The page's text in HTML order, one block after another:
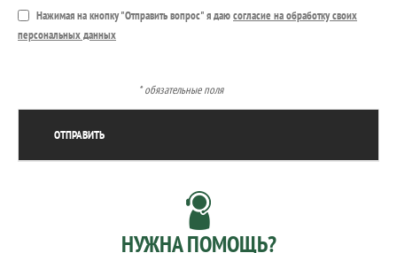
Нажимая на кнопку "Отправить вопрос" я даюсогласие на обработку своих
персональных данных
* обязательные поля
НУЖНА ПОМОЩЬ?